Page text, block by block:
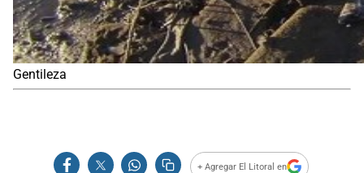
Gentileza
+ Agregar El Litoral en